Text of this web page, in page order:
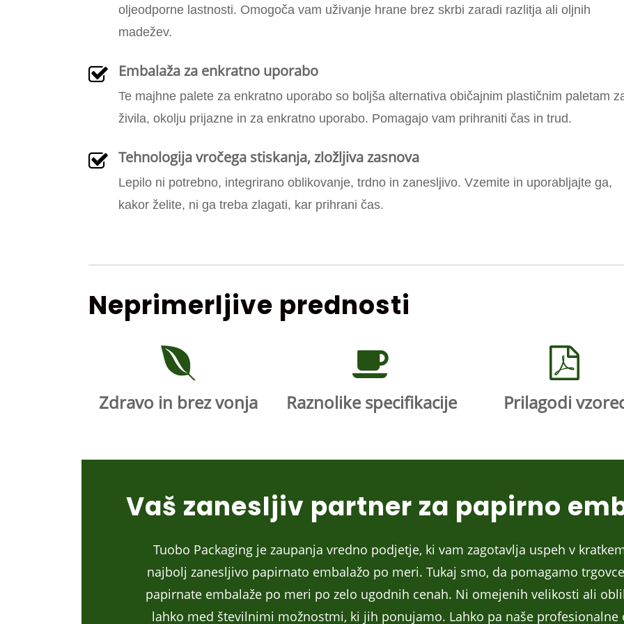
oljeodporne lastnosti. Omogoča vam uživanje hrane brez skrbi zaradi razlitja ali oljnih
madežev.
Embalaža za enkratno uporabo
Te majhne palete za enkratno uporabo so boljša alternativa običajnim plastičnim paletam
živila, okolju prijazne in za enkratno uporabo. Pomagajo vam prihraniti čas in trud.
Tehnologija vročega stiskanja, zložljiva zasnova
Lepilo ni potrebno, integrirano oblikovanje, trdno in zanesljivo. Vzemite in uporabljajte ga,
kakor želite, ni ga treba zlagati, kar prihrani čas.
Neprimerljive prednosti
Zdravo in brez vonja Raznolike specifikacije Prilagodi
Vaš zanesljiv partner za papirno
Tuobo Packaging je zaupanja vredno podjetje, ki vam zagotavlja uspeh v
najbolj zanesljivo papirnato embalažo po meri. Tukaj smo, da pomagamo
papirnate embalaže po meri po zelo ugodnih cenah. Ni omejenih velikosti ali
lahko med številnimi možnostmi, ki jih ponujamo. Lahko pa naše